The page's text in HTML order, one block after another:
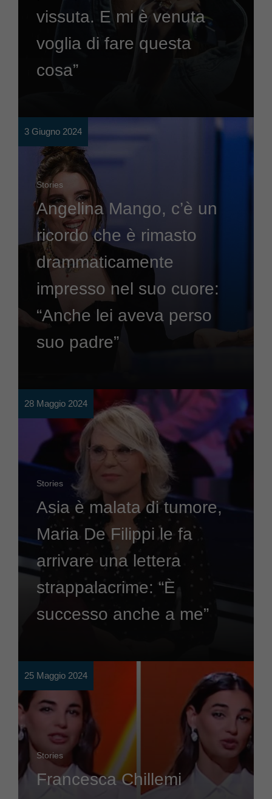
vissuta. E mi è venuta
voglia di fare questa
cosa”
3 Giugno 2024
Stories
Angelina Mango, c’è un
ricordo che è rimasto
drammaticamente
impresso nel suo cuore:
“Anche lei aveva perso
suo padre”
28 Maggio 2024
Stories
Asia è malata di tumore,
Maria De Filippi le fa
arrivare una lettera
strappalacrime: “È
successo anche a me”
25 Maggio 2024
Stories
Francesca Chillemi